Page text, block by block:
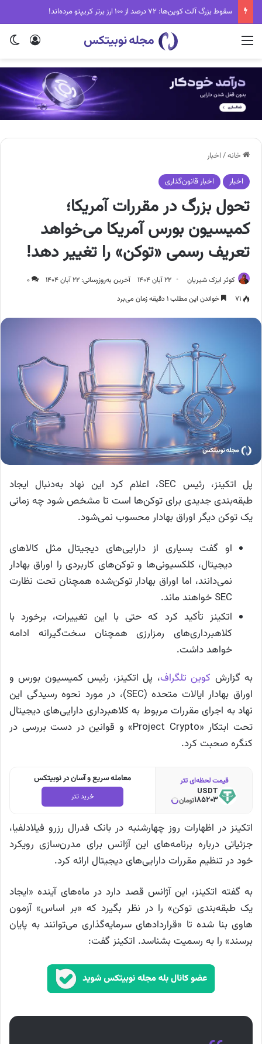
سقوط بزرگ آلت کوین‌ها: ۷۲ درصد از ۱۰۰ ارز برتر کریپتو مرده‌اند!
ورود منو
خانه/ اخبار
اخبار اخبار قانون‌گذاری
تحول بزرگ در مقررات آمریکا؛
کمیسیون بورس آمریکا می‌خواهد
تعریف رسمی «توکن» را تغییر دهد!
کوثر ایزک شیریان ۲۲ آبان ۱۴۰۴ آخرین به‌روزرسانی: ۲۲ آبان ۱۴۰۴
۰
۷۱
خواندن این مطلب ۱ دقیقه زمان می‌برد
پل اتکینز، رئیس SEC، اعلام کرد این نهاد به‌دنبال ایجاد
طبقه‌بندی جدیدی برای توکن‌ها است تا مشخص شود چه زمانی
یک توکن دیگر اوراق بهادار محسوب نمی‌شود.
او گفت بسیاری از دارایی‌های دیجیتال مثل کالاهای
دیجیتال، کلکسیونی‌ها و توکن‌های کاربردی را اوراق بهادار
نمی‌دانند، اما اوراق بهادار توکن‌شده همچنان تحت نظارت
SEC خواهند ماند.
اتکینز تأکید کرد که حتی با این تغییرات، برخورد با
کلاهبرداری‌های رمزارزی همچنان سخت‌گیرانه ادامه
خواهد داشت.
به گزارش کوین تلگراف، پل اتکینز، رئیس کمیسیون بورس و
اوراق بهادار ایالات متحده (SEC)، در مورد نحوه رسیدگی این
نهاد به اجرای مقررات مربوط به کلاهبرداری دارایی‌های دیجیتال
تحت ابتکار «Project Crypto» و قوانین در دست بررسی در
کنگره صحبت کرد.
معامله سریع و آسان در نوبیتکس
خرید تتر
قیمت لحظه‌ای تتر
USDT
185203تومان
اتکینز در اظهارات روز چهارشنبه در بانک فدرال رزرو فیلادلفیا،
جزئیاتی درباره برنامه‌های این آژانس برای مدرن‌سازی رویکرد
خود در تنظیم مقررات دارایی‌های دیجیتال ارائه کرد.
به گفته اتکینز، این آژانس قصد دارد در ماه‌های آینده «ایجاد
یک طبقه‌بندی توکن» را در نظر بگیرد که «بر اساس» آزمون
هاوی بنا شده تا «قراردادهای سرمایه‌گذاری می‌توانند به پایان
برسند» را به رسمیت بشناسد. اتکینز گفت: